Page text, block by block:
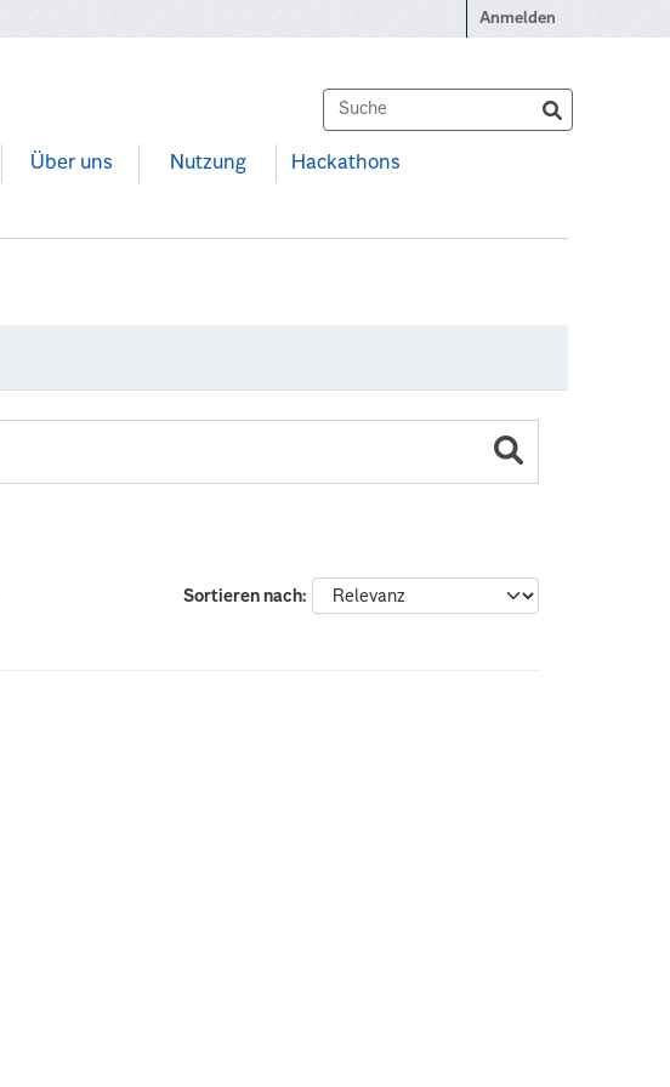
Anmelden
Über uns Nutzung Hackathons
Sortieren nach